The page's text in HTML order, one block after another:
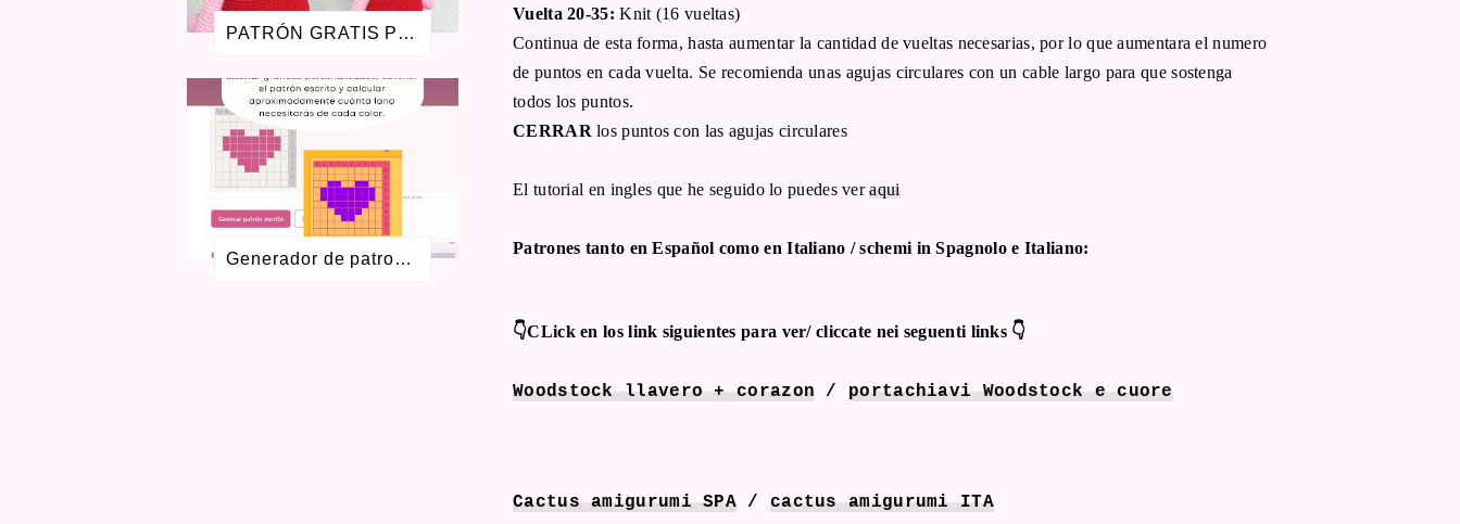
Vuelta 20-35: Knit (16 vueltas)
Continua de esta forma, hasta aumentar la cantidad de vueltas necesarias, por lo que aumentara el numero
de puntos en cada vuelta. Se recomienda unas agujas circulares con un cable largo para que sostenga
todos los puntos.
CERRAR los puntos con las agujas circulares
El tutorial en ingles que he seguido lo puedes veraqui
Patrones tanto en Español como en Italiano / schemi in Spagnolo e Italiano:
👇CLick en los link siguientes para ver/ cliccate nei seguenti links 👇
Woodstock llavero + corazon / portachiavi Woodstock e cuore
Cactus amigurumiSPA / cactus amigurumi ITA
JULIO 2019
1
ENERO 2019
1
JULIO 2018
1
JUNIO 2018
1
ABRIL 2018
ENERO 2018
1
MAYO 2017
1
FEBRERO 2017
1
NOVIEMBRE 2016
JULIO 2016
PATRÓN GRATIS PEPPA PIG AMIGURUMI - LA CERDITA PEPA
Generador de patrones Colorwork gratis para crochet y dos agujas